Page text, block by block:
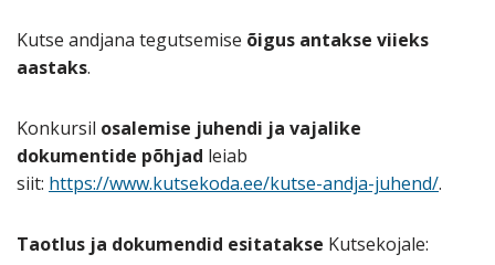
Kutse andjana tegutsemise õigus antakse viieks
aastaks.
Konkursil osalemise juhendi ja vajalike
dokumentide põhjad leiab
siit: https://www.kutsekoda.ee/kutse-andja-juhend/.
Taotlus ja dokumendid esitatakse Kutsekojale: